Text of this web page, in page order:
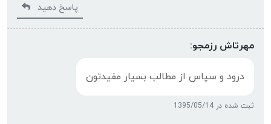
پاسخ دهید
مهرتاش رزمجو:
درود و سپاس از مطالب بسیار مفیدتون
ثبت شده در 1395/05/14